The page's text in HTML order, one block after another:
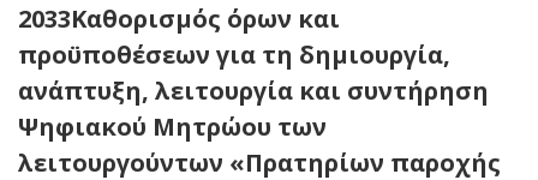
2033Καθορισμός όρων και
προϋποθέσεων για τη δημιουργία,
ανάπτυξη, λειτουργία και συντήρηση
Ψηφιακού Μητρώου των
λειτουργούντων «Πρατηρίων παροχής